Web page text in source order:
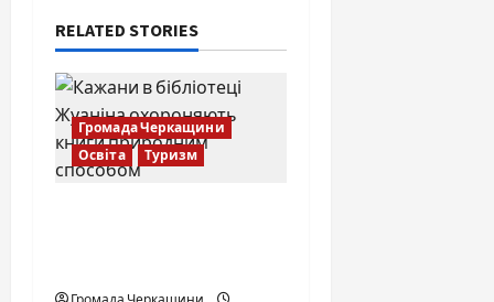
t
i
o
n
RELATED STORIES
Громада Черкащини
Освіта
Туризм